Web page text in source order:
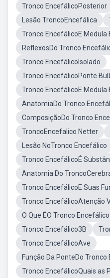
Tronco EncefálicoPosterior
Lesão TroncoEncefálica
Tronco EncefálicoE Medula
ReflexosDo Tronco
Tronco EncefálicoIsolado
Tronco EncefálicoPonte
Tronco EncefálicoE Medula
AnatomiaDo Tronco
ComposiçãoDo Tronco
TroncoEncefalico Netter
Lesão NoTronco Encefálico
Tronco EncefálicoÉ
Anatomia Do
Tronco EncefálicoE Suas
Tronco EncefálicoAtenção
O Que ÉO Tronco Encefálico
Tronco Encefálico3B
Tronco EncefálicoAve
Função Da PonteDo Tronco
Tronco EncefálicoQuais as